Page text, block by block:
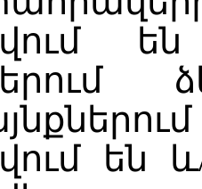
են